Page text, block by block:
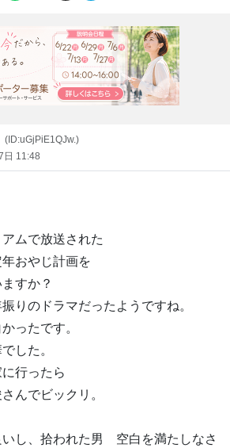
(ID:uGjPiE1QJw.)
日 11:48
ムで放送された
おやじ計画を
すか？
りのドラマだったようですね。
ったです。
した。
行ったら
んでビックリ。
いし、拾われた男 空白を満たしなさ